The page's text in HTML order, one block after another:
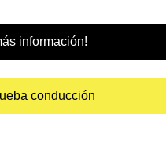
información!
conducción